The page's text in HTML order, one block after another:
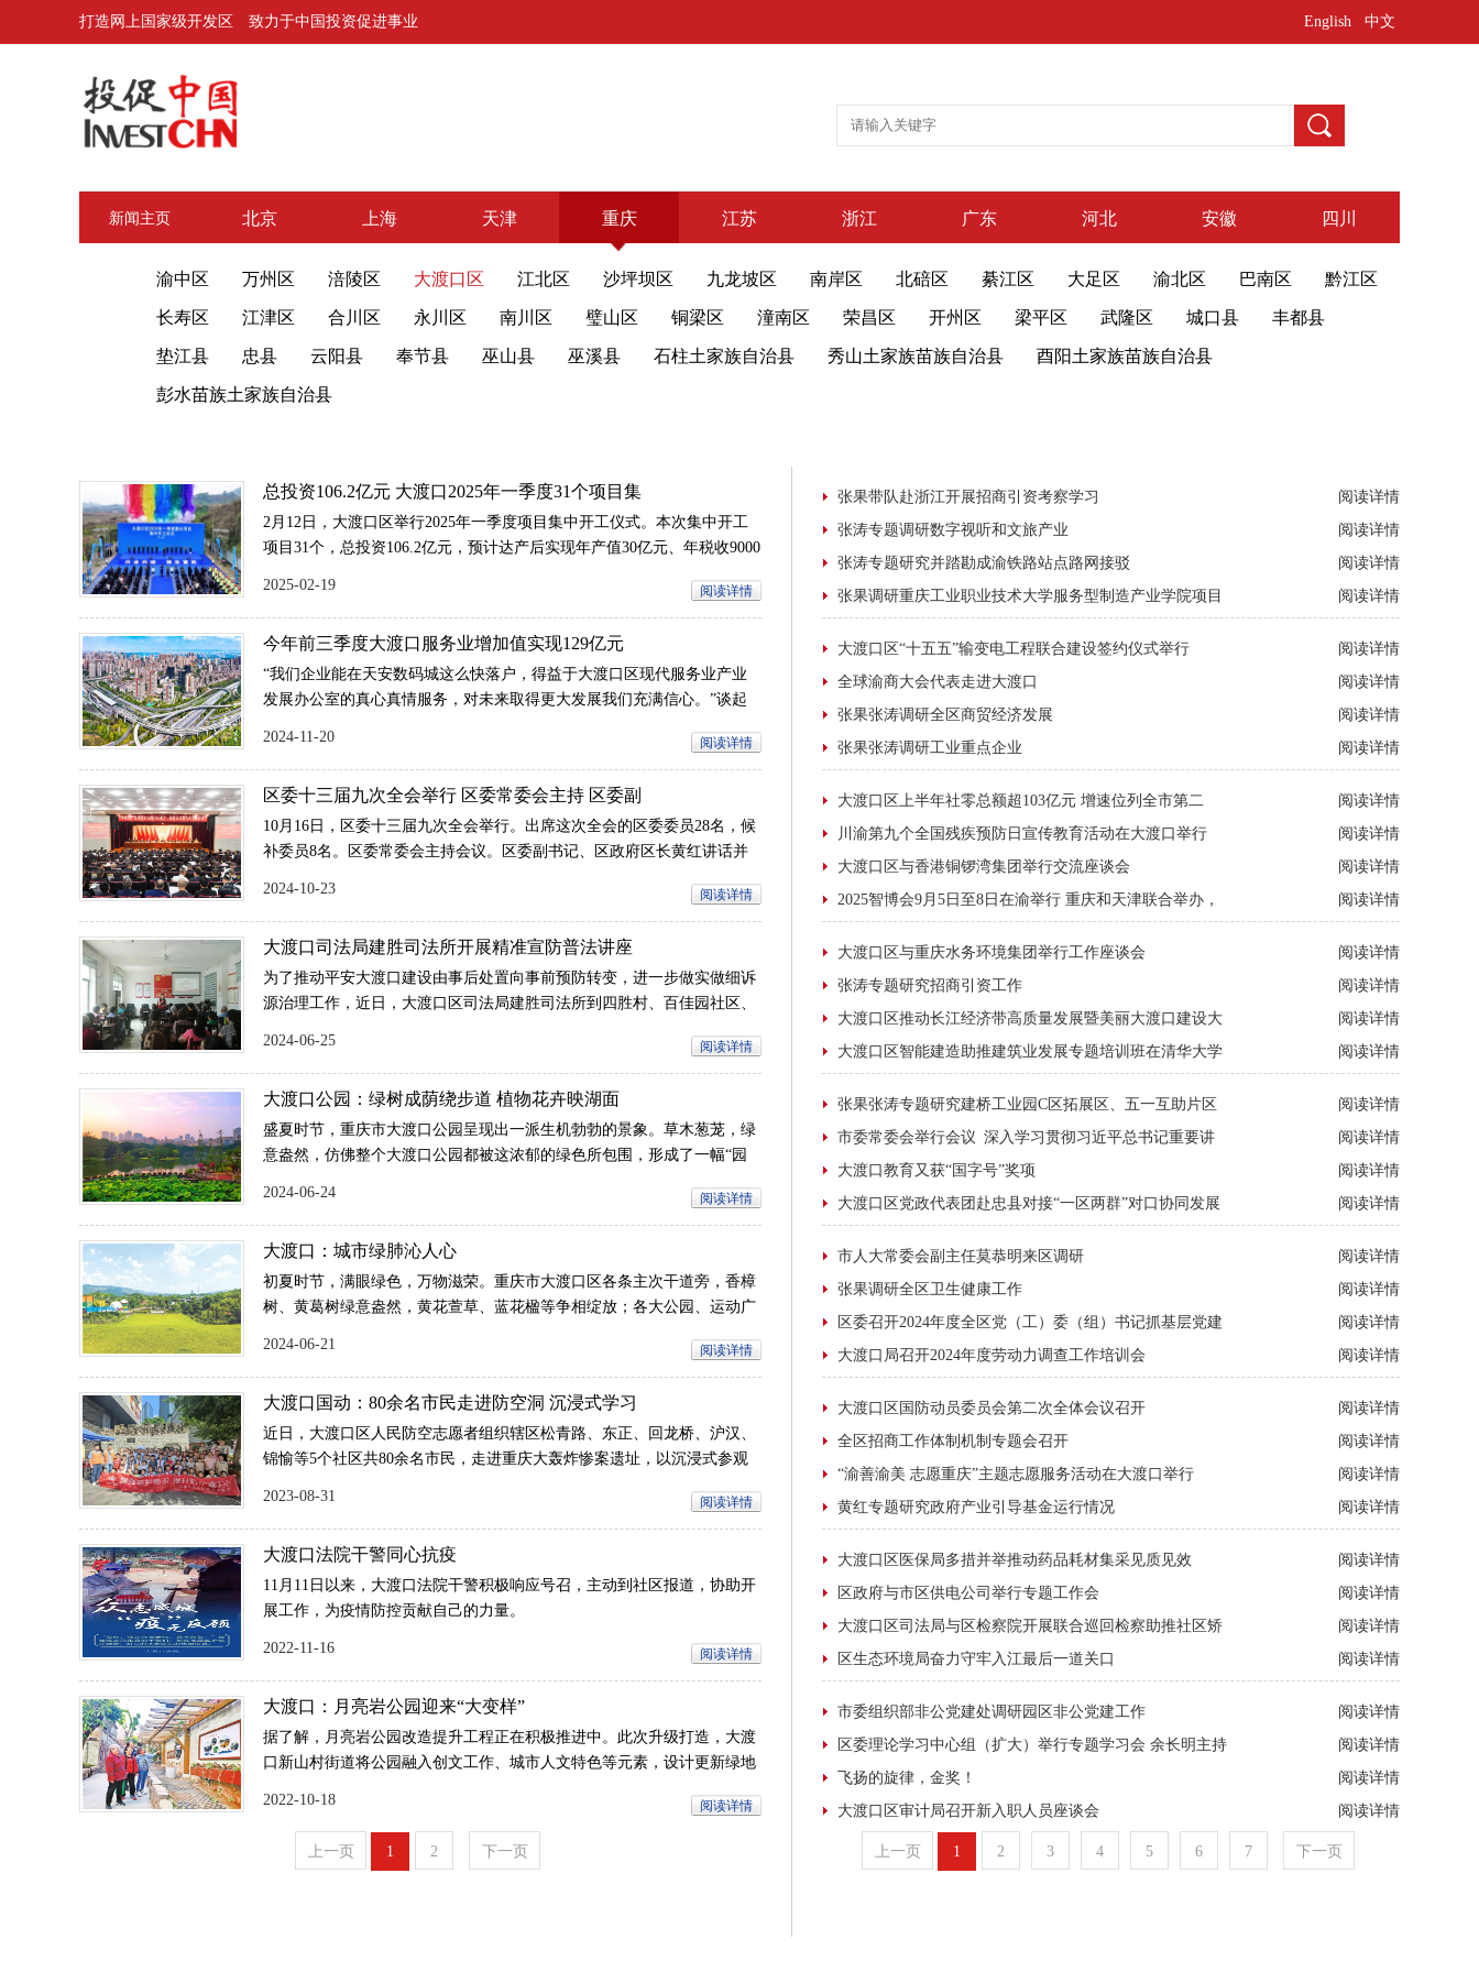
打造网上国家级开发区 致力于中国投资促进事业 English 中文
新闻主页 北京 上海 天津 重庆 江苏 浙江 广东 河北 安徽 四川
渝中区 万州区 涪陵区 大渡口区 江北区 沙坪坝区 九龙坡区 南岸区 北碚区 綦江区 大足区 渝北区 巴南区 黔江区
长寿区 江津区 合川区 永川区 南川区 璧山区 铜梁区 潼南区 荣昌区 开州区 梁平区 武隆区 城口县 丰都县
垫江县 忠县 云阳县 奉节县 巫山县 巫溪县 石柱土家族自治县 秀山土家族苗族自治县 酉阳土家族苗族自治县
彭水苗族土家族自治县
总投资106.2亿元 大渡口2025年一季度31个项目集
中开工
2月12日，大渡口区举行2025年一季度项目集中开工仪式。本次集中开工
项目31个，总投资106.2亿元，预计达产后实现年产值30亿元、年税收9000
2025-02-19 阅读详情
今年前三季度大渡口服务业增加值实现129亿元
“我们企业能在天安数码城这么快落户，得益于大渡口区现代服务业产业
发展办公室的真心真情服务，对未来取得更大发展我们充满信心。”谈起
2024-11-20 阅读详情
区委十三届九次全会举行 区委常委会主持 区委副
书记、区政府区长黄红讲话
10月16日，区委十三届九次全会举行。出席这次全会的区委委员28名，候
补委员8名。区委常委会主持会议。区委副书记、区政府区长黄红讲话并
2024-10-23 阅读详情
大渡口司法局建胜司法所开展精准宣防普法讲座
为了推动平安大渡口建设由事后处置向事前预防转变，进一步做实做细诉
源治理工作，近日，大渡口区司法局建胜司法所到四胜村、百佳园社区、
2024-06-25 阅读详情
大渡口公园：绿树成荫绕步道 植物花卉映湖面
盛夏时节，重庆市大渡口公园呈现出一派生机勃勃的景象。草木葱茏，绿
意盎然，仿佛整个大渡口公园都被这浓郁的绿色所包围，形成了一幅“园
2024-06-24 阅读详情
大渡口：城市绿肺沁人心
初夏时节，满眼绿色，万物滋荣。重庆市大渡口区各条主次干道旁，香樟
树、黄葛树绿意盎然，黄花萱草、蓝花楹等争相绽放；各大公园、运动广
路彩色步道与蓝天白云相映成趣，以它们特有的城市“绿肺”功能，让人感
到心旷神怡……
2024-06-21 阅读详情
大渡口国动：80余名市民走进防空洞 沉浸式学习
人防知识
近日，大渡口区人民防空志愿者组织辖区松青路、东正、回龙桥、沪汉、
锦愉等5个社区共80余名市民，走进重庆大轰炸惨案遗址，以沉浸式参观
2023-08-31 阅读详情
大渡口法院干警同心抗疫
11月11日以来，大渡口法院干警积极响应号召，主动到社区报道，协助开
展工作，为疫情防控贡献自己的力量。
2022-11-16 阅读详情
大渡口：月亮岩公园迎来“大变样”
据了解，月亮岩公园改造提升工程正在积极推进中。此次升级打造，大渡
口新山村街道将公园融入创文工作、城市人文特色等元素，设计更新绿地
2022-10-18 阅读详情
上一页 1 2 下一页